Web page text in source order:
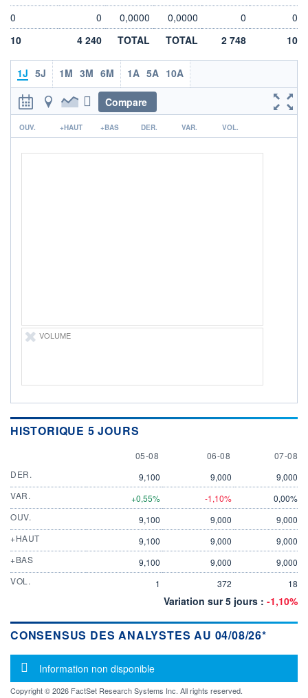
DIVIDENDE
0,35 EUR (16/07/25)
DATE
DERNIER
DIVIDENDE
PROCHAIN
DIVIDENDE
-
ÉLIGIBILITÉ
PEA-PME
CTO BUSINESS
RISQUE ESG
0
0 0,0000 0,0000 0
0
10
4 240 TOTAL TOTAL 2 748 10
1J 5J 1M 3M 6M 1A 5A 10A
Compare
r
OUV. +HAUT +BAS DER. VAR. VOL.
VOLUME
HISTORIQUE 5 JOURS
5 AUGUST
05-08 6 AUGUST
06-08 7
07-08
DER.
9,100 9,000
9,000
VAR.
+0,55% -1,10%
0,00%
OUV.
9,100 9,000
9,000
+HAUT
9,100 9,000
9,000
+BAS
9,100 9,000
9,000
VOL.
1 372 18
Variation sur 5 jours : -1,10%
CONSENSUS DES ANALYSTES AU 04/08/26*
Message d'information
Information non disponible
Copyright © 2026 FactSet Research Systems Inc. All rights reserved.